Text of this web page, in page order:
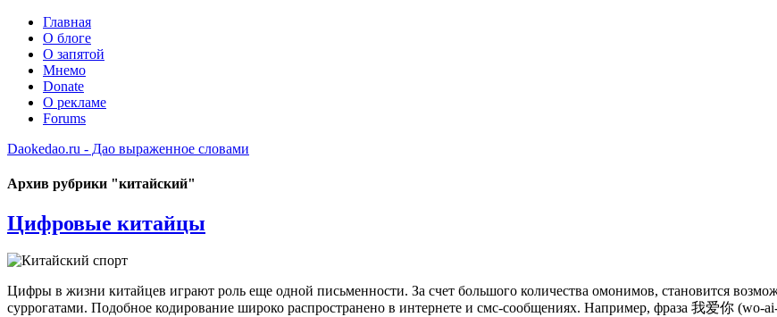
Главная
О блоге
О запятой
Мнемо
Donate
О рекламе
Forums
Daokedao.ru - Дао выраженное словами
Архив рубрики "китайский"
Цифровые китайцы
Цифры в жизни китайцев играют роль еще одной письменности. За счет большого количества омонимов, становится
суррогатами. Подобное кодирование широко распространено в интернете и смс-сообщениях. Например, фраза 我爱你